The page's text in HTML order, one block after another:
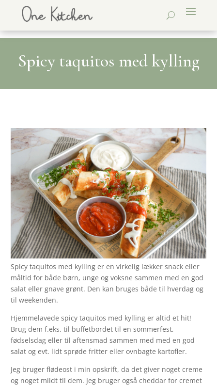
Spicy taquitos med kylling
Spicy taquitos med kylling er en virkelig lækker snack eller
måltid for både børn, unge og voksne sammen med en god
salat eller gnave grønt. Den kan bruges både til hverdag og
til weekenden.
Hjemmelavede spicy taquitos med kylling er altid et hit!
Brug dem f.eks. til buffetbordet til en sommerfest,
fødselsdag eller til aftensmad sammen med med en god
salat og evt. lidt sprøde fritter eller ovnbagte kartofler.
Jeg bruger flødeost i min opskrift, da det giver noget creme
og noget mildt til dem. Jeg bruger også cheddar for cremet